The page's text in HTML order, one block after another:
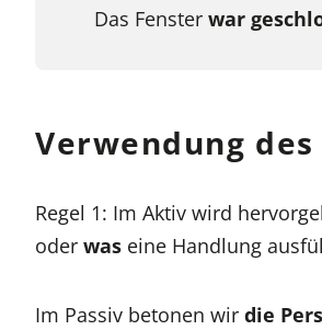
Das Fenster war
Verwendung des
Regel 1: Im Aktiv wird
oder was eine Handlung
Im Passiv betonen wir die